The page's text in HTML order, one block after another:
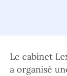
Le cabinet
a organisé